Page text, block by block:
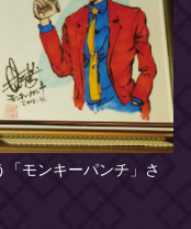
モンキーパンチ」さ